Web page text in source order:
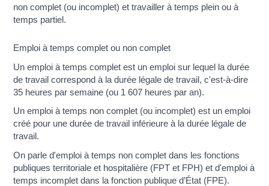
non complet (ou incomplet) et travailler à temps plein ou à
temps partiel.
Emploi à temps complet ou non complet
Un emploi à temps complet est un emploi sur lequel la durée
de travail correspond à la durée légale de travail, c'est-à-dire
35 heures par semaine (ou 1 607 heures par an).
Un emploi à temps non complet (ou incomplet) est un emploi
créé pour une durée de travail inférieure à la durée légale de
travail.
On parle d'emploi à temps non complet dans les fonctions
publiques territoriale et hospitalière (FPT et FPH) et d'emploi à
temps incomplet dans la fonction publique d’État (FPE).